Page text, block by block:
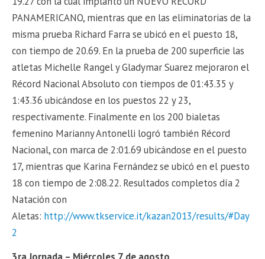
PANAMERICANO, mientras que en las eliminatorias de la
misma prueba Richard Farra se ubicó en el puesto 18,
con tiempo de 20.69. En la prueba de 200 superficie las
atletas Michelle Rangel y Gladymar Suarez mejoraron el
Récord Nacional Absoluto con tiempos de 01:43.35 y
1:43.36 ubicándose en los puestos 22 y 23,
respectivamente. Finalmente en los 200 bialetas
femenino Marianny Antonelli logró también Récord
Nacional, con marca de 2:01.69 ubicándose en el puesto
17, mientras que Karina Fernández se ubicó en el puesto
18 con tiempo de 2:08.22. Resultados completos día 2
Natación con
Aletas: http://www.tkservice.it/kazan2013/results/#Day
2